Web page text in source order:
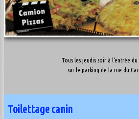
Tous les jeudis soir à l'entrée du
sur le parking de la rue du
Toilettage canin